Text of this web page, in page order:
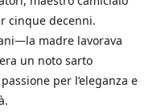
cinque decenni.
madre lavorava
un noto sarto
per l’eleganza e